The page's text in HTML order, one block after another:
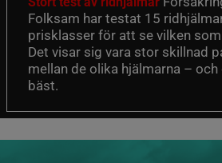
Folksam har testat 15
prisklasser för att se vilken
Det visar sig vara stor skillnad
mellan de olika hjälmarna –
bäst.